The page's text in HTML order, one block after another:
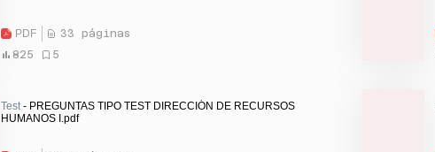
PDF
33 páginas
825
5
Test - PREGUNTAS TIPO TEST DIRECCIÓN DE RECURSOS
HUMANOS I.pdf